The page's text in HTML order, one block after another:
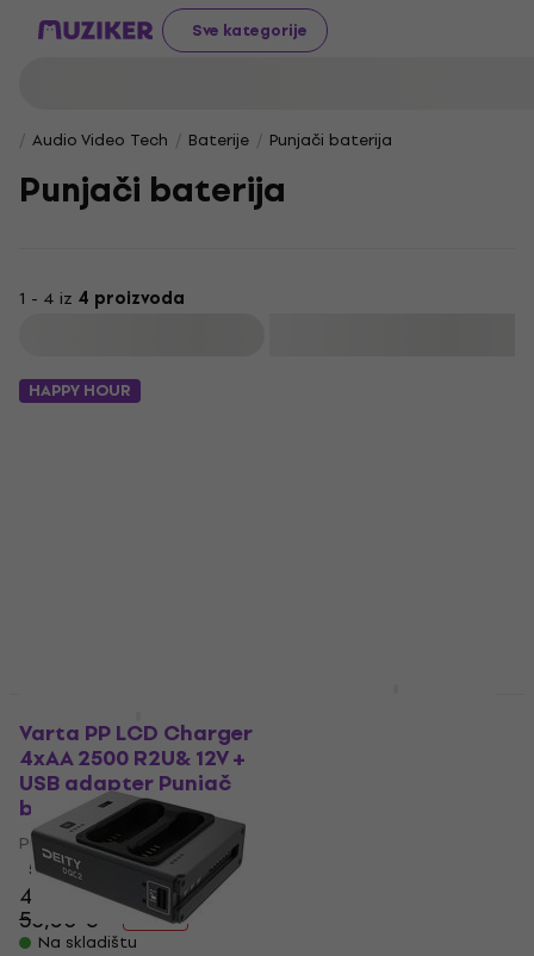
Sve kategorije
Audio Video Tech Baterije Punjači baterija
Punjači baterija
1 - 4 iz 4 proizvoda
HAPPY HOUR
Varta PP LCD Charger
4xAA 2500 R2U& 12V +
USB adapter Punjač
baterija
Punjač baterija
5/5
43,20 €
53,50 €
- 19 %
Na skladištu